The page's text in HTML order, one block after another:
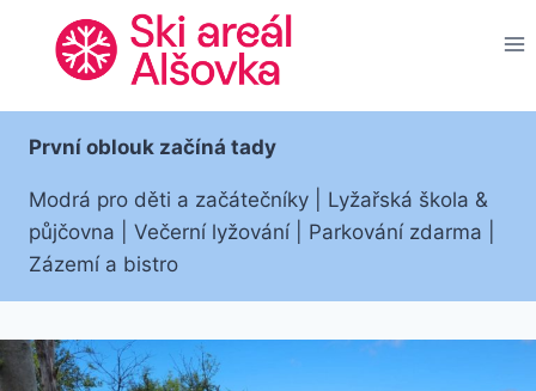
Přeskočit
První oblouk začíná tady
Modrá pro děti a začátečníky | Lyžařská škola &
půjčovna | Večerní lyžování | Parkování zdarma |
Zázemí a bistro